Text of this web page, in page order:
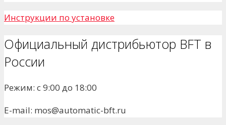
Инструкции по установке
Официальный дистрибьютор BFT в
России
Режим: с 9:00 до 18:00
E-mail: mos@automatic-bft.ru